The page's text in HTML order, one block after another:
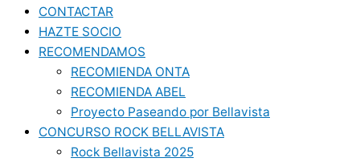
CONTACTAR
HAZTE SOCIO
RECOMENDAMOS
RECOMIENDA ONTA
RECOMIENDA ABEL
Proyecto Paseando por Bellavista
CONCURSO ROCK BELLAVISTA
Rock Bellavista 2025